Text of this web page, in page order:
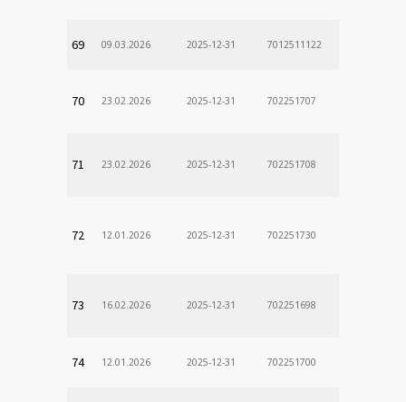
69 09.03.2026 2025-12-31 7012511122
70 23.02.2026 2025-12-31 702251707
71 23.02.2026 2025-12-31 702251708
72 12.01.2026 2025-12-31 702251730
73 16.02.2026 2025-12-31 702251698
74 12.01.2026 2025-12-31 702251700